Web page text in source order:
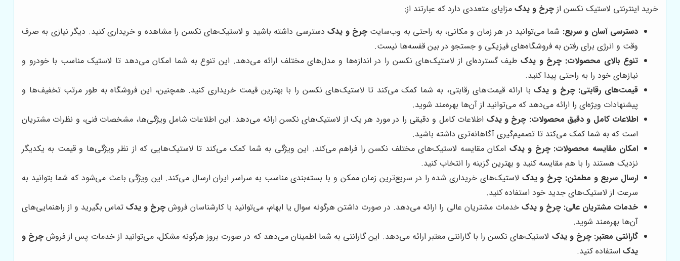
خرید اینترنتی لاستیک نکسن از چرخ و یدکمزایای متعددی دارد که عبارتند از:
دسترسی آسان و سریع: شما می‌توانید در هر زمان و مکانی، به راحتی به وب‌سایتچرخ و یدکدسترسی داشته باشید و لاستیک‌های نکسن را مشاهده و خریداری کنید. دیگر نیازی به صرف
وقت و انرژی برای رفتن به فروشگاه‌های فیزیکی و جستجو در بین قفسه‌ها نیست.
تنوع بالای محصولات: چرخ و یدک طیف گسترده‌ای از لاستیک‌های نکسن را در اندازه‌ها و مدل‌های مختلف ارائه می‌دهد. این تنوع به شما امکان می‌دهد تا لاستیک مناسب با خودرو و
نیازهای خود را به راحتی پیدا کنید.
قیمت‌های رقابتی: چرخ و یدکبا ارائه قیمت‌های رقابتی، به شما کمک می‌کند تا لاستیک‌های نکسن را با بهترین قیمت خریداری کنید. همچنین، این فروشگاه به طور مرتب تخفیف‌ها و
پیشنهادات ویژه‌ای را ارائه می‌دهد که می‌توانید از آن‌ها بهره‌مند شوید.
اطلاعات کامل و دقیق محصولات: چرخ و یدک اطلاعات کامل و دقیقی را در مورد هر یک از لاستیک‌های نکسن ارائه می‌دهد. این اطلاعات شامل ویژگی‌ها، مشخصات فنی، و نظرات مشتریان
است که به شما کمک می‌کند تا تصمیم‌گیری آگاهانه‌تری داشته باشید.
امکان مقایسه محصولات: چرخ و یدک امکان مقایسه لاستیک‌های مختلف نکسن را فراهم می‌کند. این ویژگی به شما کمک می‌کند تا لاستیک‌هایی که از نظر ویژگی‌ها و قیمت به یکدیگر
نزدیک هستند را با هم مقایسه کنید و بهترین گزینه را انتخاب کنید.
ارسال سریع و مطمئن: چرخ و یدک لاستیک‌های خریداری شده را در سریع‌ترین زمان ممکن و با بسته‌بندی مناسب به سراسر ایران ارسال می‌کند. این ویژگی باعث می‌شود که شما بتوانید به
سرعت از لاستیک‌های جدید خود استفاده کنید.
خدمات مشتریان عالی: چرخ و یدک خدمات مشتریان عالی را ارائه می‌دهد. در صورت داشتن هرگونه سوال یا ابهام، می‌توانید با کارشناسان فروش چرخ و یدکتماس بگیرید و از راهنمایی‌های
آن‌ها بهره‌مند شوید.
گارانتی معتبر: چرخ و یدک لاستیک‌های نکسن را با گارانتی معتبر ارائه می‌دهد. این گارانتی به شما اطمینان می‌دهد که در صورت بروز هرگونه مشکل، می‌توانید از خدمات پس از فروش چرخ و
یدکاستفاده کنید.